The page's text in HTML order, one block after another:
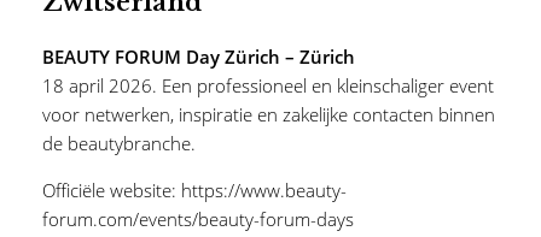
BEAUTY FORUM Day Zürich – Zürich
18 april 2026. Een professioneel en kleinschaliger event
voor netwerken, inspiratie en zakelijke contacten binnen
de beautybranche.
Officiële website: https://www.beauty-
forum.com/events/beauty-forum-days